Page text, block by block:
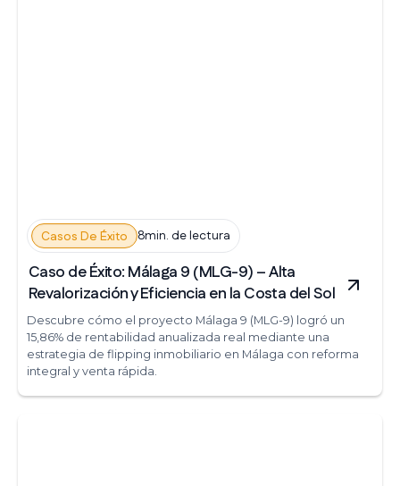
Casos De Éxito 8min. de lectura
Caso de Éxito: Málaga 9 (MLG-9) – Alta
Revalorización y Eficiencia en la Costa del Sol
Descubre cómo el proyecto Málaga 9 (MLG-9) logró un
15,86% de rentabilidad anualizada real mediante una
estrategia de flipping inmobiliario en Málaga con reforma
integral y venta rápida.